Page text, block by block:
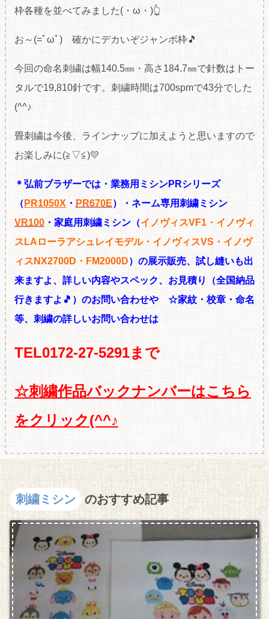
枠各種を並べてみました(・ω・)👆
お～(=ﾟωﾟ) 確かにデカいぞジャンボ枠🎵
今回の命名刺繍は幅140.5㎜・高さ184.7㎜で針数はトー
タルで19,810針です。 刺繍時間は700spmで43分でした
(^^♪
畳刺繍は今後、ラインナップに加えようと思いますので
お楽しみに(≧▽≦)💛
＊弘前ブラザーでは・業務用ミシンPRシリーズ
（ PR1050X ・ PR670E）・ネーム専用刺繍ミシン
VR100 ・家庭用刺繍ミシン（イノヴィスVF1・イノヴィ
スLAローラアシュレイモデル・イノヴィスVS・イノヴ
ィスNX2700D・FM2000D）の展示販売、試し縫いも出
来ますよ、詳しい内容やスペック、お見積り
（全国納品
行きますよ🎵）のお問い合わせや ☆家紋・校章・命名
等、刺繍の詳しいお問い合わせは
TEL0172-27-5291まで
☆刺繍作品バックナンバーはこちら
をクリック(^^♪
刺繍ミシン のおすすめ記事